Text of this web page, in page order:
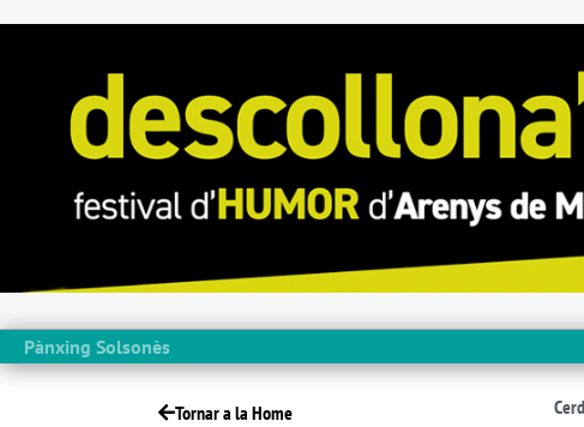
Pànxing Solsonès
Tornar a la Home